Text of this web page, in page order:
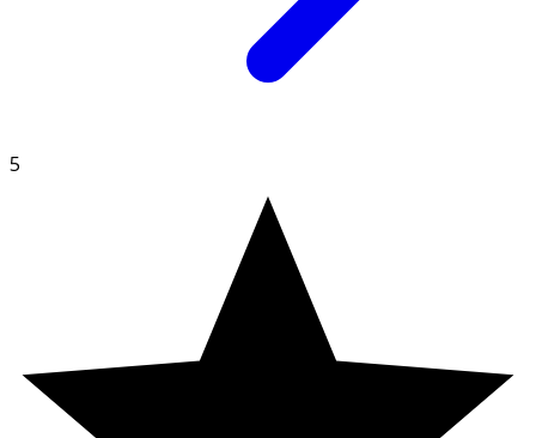
Använd inte samma endospipett för rengöring av både
0,9 % natriumklorid i 100 ml renat vatten.
5